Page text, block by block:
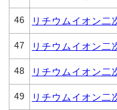
46 リチウムイオン二
47 リチウムイオン二
48 リチウムイオン二
49 リチウムイオン二